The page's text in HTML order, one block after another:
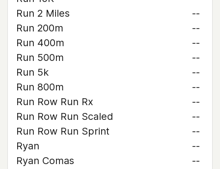
Run 2 Miles
--
Run 200m
--
Run 400m
--
Run 500m
--
Run 5k
--
Run 800m
--
Run Row Run Rx
--
Run Row Run Scaled
--
Run Row Run Sprint
--
Ryan
--
Ryan Comas
--